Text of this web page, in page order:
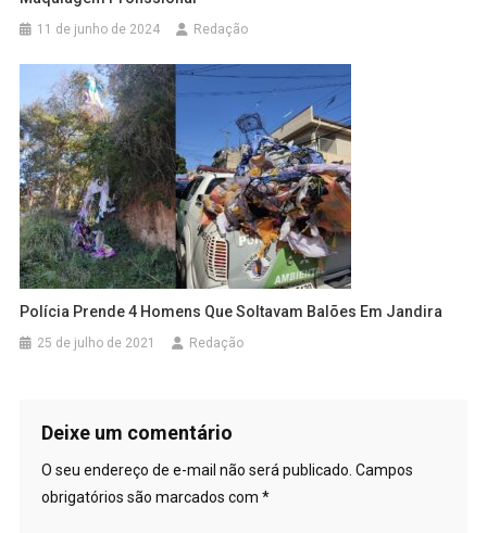
11 de junho de 2024 Redação
Polícia Prende 4 Homens Que Soltavam Balões Em Jandira
25 de julho de 2021 Redação
Deixe um comentário
O seu endereço de e-mail não será publicado. Campos
obrigatórios são marcados com *